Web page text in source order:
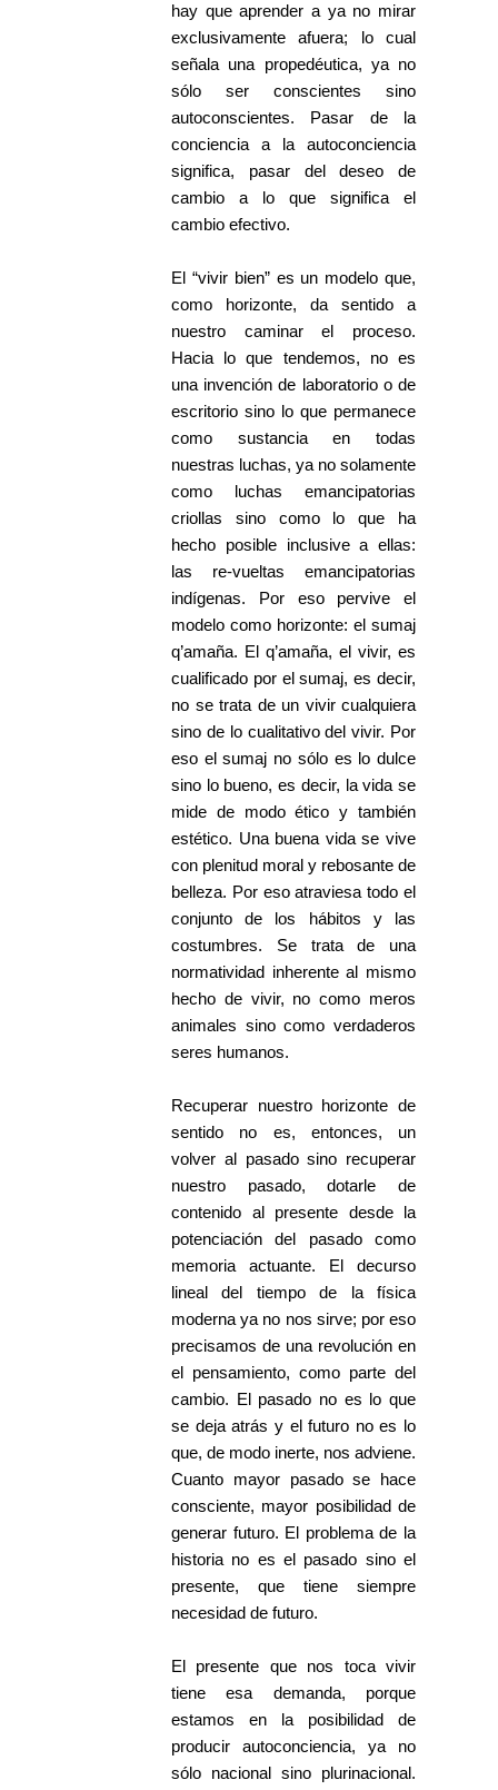
hay que aprender a ya no mirar
exclusivamente afuera; lo cual
señala una propedéutica, ya no
sólo ser conscientes sino
autoconscientes. Pasar de la
conciencia a la autoconciencia
significa, pasar del deseo de
cambio a lo que significa el
cambio efectivo.
El “vivir bien” es un modelo que,
como horizonte, da sentido a
nuestro caminar el proceso.
Hacia lo que tendemos, no es
una invención de laboratorio o de
escritorio sino lo que permanece
como sustancia en todas
nuestras luchas, ya no solamente
como luchas emancipatorias
criollas sino como lo que ha
hecho posible inclusive a ellas:
las re-vueltas emancipatorias
indígenas. Por eso pervive el
modelo como horizonte: el sumaj
q’amaña. El q’amaña, el vivir, es
cualificado por el sumaj, es decir,
no se trata de un vivir cualquiera
sino de lo cualitativo del vivir. Por
eso el sumaj no sólo es lo dulce
sino lo bueno, es decir, la vida se
mide de modo ético y también
estético. Una buena vida se vive
con plenitud moral y rebosante de
belleza. Por eso atraviesa todo el
conjunto de los hábitos y las
costumbres. Se trata de una
normatividad inherente al mismo
hecho de vivir, no como meros
animales sino como verdaderos
seres humanos.
Recuperar nuestro horizonte de
sentido no es, entonces, un
volver al pasado sino recuperar
nuestro pasado, dotarle de
contenido al presente desde la
potenciación del pasado como
memoria actuante. El decurso
lineal del tiempo de la física
moderna ya no nos sirve; por eso
precisamos de una revolución en
el pensamiento, como parte del
cambio. El pasado no es lo que
se deja atrás y el futuro no es lo
que, de modo inerte, nos adviene.
Cuanto mayor pasado se hace
consciente, mayor posibilidad de
generar futuro. El problema de la
historia no es el pasado sino el
presente, que tiene siempre
necesidad de futuro.
El presente que nos toca vivir
tiene esa demanda, porque
estamos en la posibilidad de
producir autoconciencia, ya no
sólo nacional sino plurinacional.